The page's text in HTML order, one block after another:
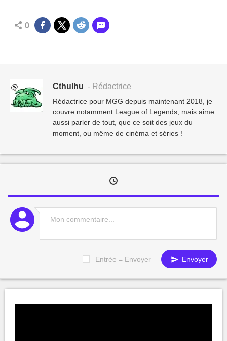
0
Cthulhu - Rédactrice
Rédactrice pour MGG depuis maintenant 2018, je
couvre notamment League of Legends, mais aime
aussi parler de tout, que ce soit des jeux du
moment, ou même de cinéma et séries !
Entrée = Envoyer Envoyer